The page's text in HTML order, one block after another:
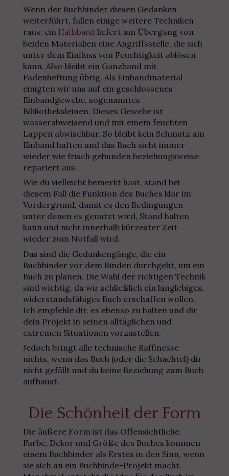
Wenn der Buchbinder diesen Gedanken
weiterführt, fallen einige weitere Techniken
raus: einHalbband liefert am Übergang von
beiden Materialien eine Angriffsstelle, die sich
unter dem Einfluss von Feuchtigkeit ablösen
kann. Also bleibt ein Ganzband mit
Fadenheftung übrig. Als Einbandmaterial
einigten wir uns auf ein geschlossenes
Einbandgewebe, sogenanntes
Bibliotheksleinen. Dieses Gewebe ist
wasserabweisend und mit einem feuchten
Lappen abwischbar. So bleibt kein Schmutz am
Einband haften und das Buch sieht immer
wieder wie frisch gebunden beziehungsweise
repariert aus.
Wie du vielleicht bemerkt hast, stand bei
diesem Fall die Funktion des Buches klar im
Vordergrund, damit es den Bedingungen
unter denen es genutzt wird, Stand halten
kann und nicht innerhalb kürzester Zeit
wieder zum Notfall wird.
Das sind die Gedankengänge, die ein
Buchbinder vor dem Binden durchgeht, um ein
Buch zu planen. Die Wahl der richtigen Technik
sind wichtig, da wir schließlich ein langlebiges,
widerstandsfähiges Buch erschaffen wollen.
Ich empfehle dir, es ebenso zu halten und dir
dein Projekt in seinen alltäglichen und
extremen Situationen vorzustellen.
Jedoch bringt alle technische Raffinesse
nichts, wenn das Buch (oder die Schachtel) dir
nicht gefällt und du keine Beziehung zum Buch
aufbaust.
Die Schönheit der Form
Die äußere Form ist das Offensichtliche.
Farbe, Dekor und Größe des Buches kommen
einem Buchbinder als Erstes in den Sinn, wenn
sie sich an ein Buchbinde-Projekt macht.